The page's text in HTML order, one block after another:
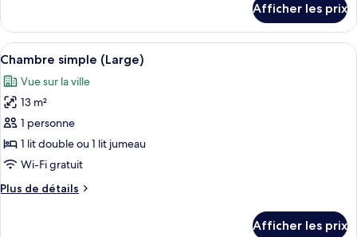
chambre :
Single
-
Room
Single
Room
Afficher les prix
Afficher
toutes
les
photos
pour
ce
type
chambre :
Une table dressée pour le petit-
5
Chambre simple (Large)
Vue sur la ville
13 m²
1 personne
1 lit double ou 1 lit jumeau
Wi-Fi gratuit
Plus de détails
Plus
Afficher les prix